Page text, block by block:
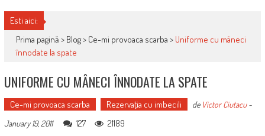
Esti aici:
Prima pagină > Blog> Ce-mi provoaca scarba > Uniforme cu mâneci
înnodate la spate
UNIFORME CU MÂNECI ÎNNODATE LA SPATE
Ce-mi provoaca scarba Rezervaţia cu imbecili de Victor Ciutacu-
January 19, 2011
127 21189